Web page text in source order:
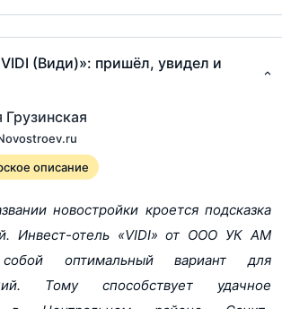
Есть
Предчистовая/С отделкой
410 (Общее кол-во)
452
Абсолют Банк
Ак Барс
Банк Санкт-Петербург
(Види)»: пришёл, увидел и
Грузинская
описание
новостройки кроется подсказка
Инвест-отель «VIDI» от ООО УК АМ
собой оптимальный вариант для
Тому способствует удачное